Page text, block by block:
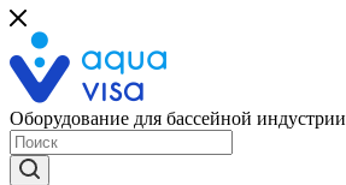
Оборудование для бассейной индустрии